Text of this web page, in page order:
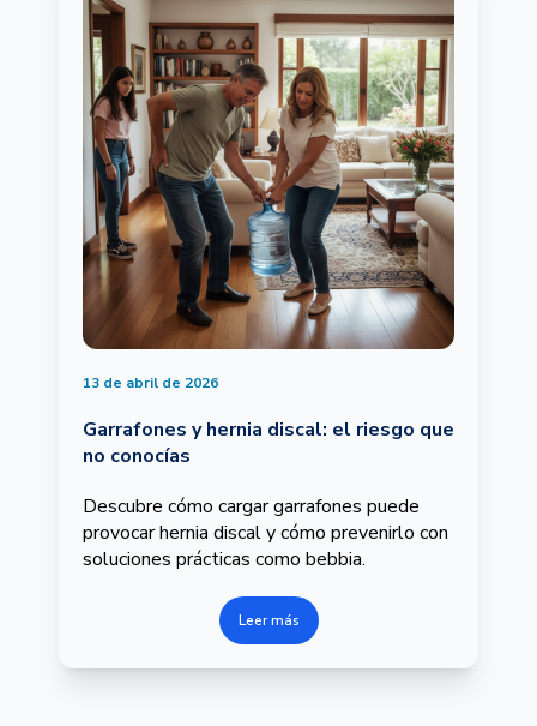
13 de abril de 2026
Garrafones y hernia discal: el riesgo que
no conocías
Descubre cómo cargar garrafones puede
provocar hernia discal y cómo prevenirlo con
soluciones prácticas como bebbia.
Leer más